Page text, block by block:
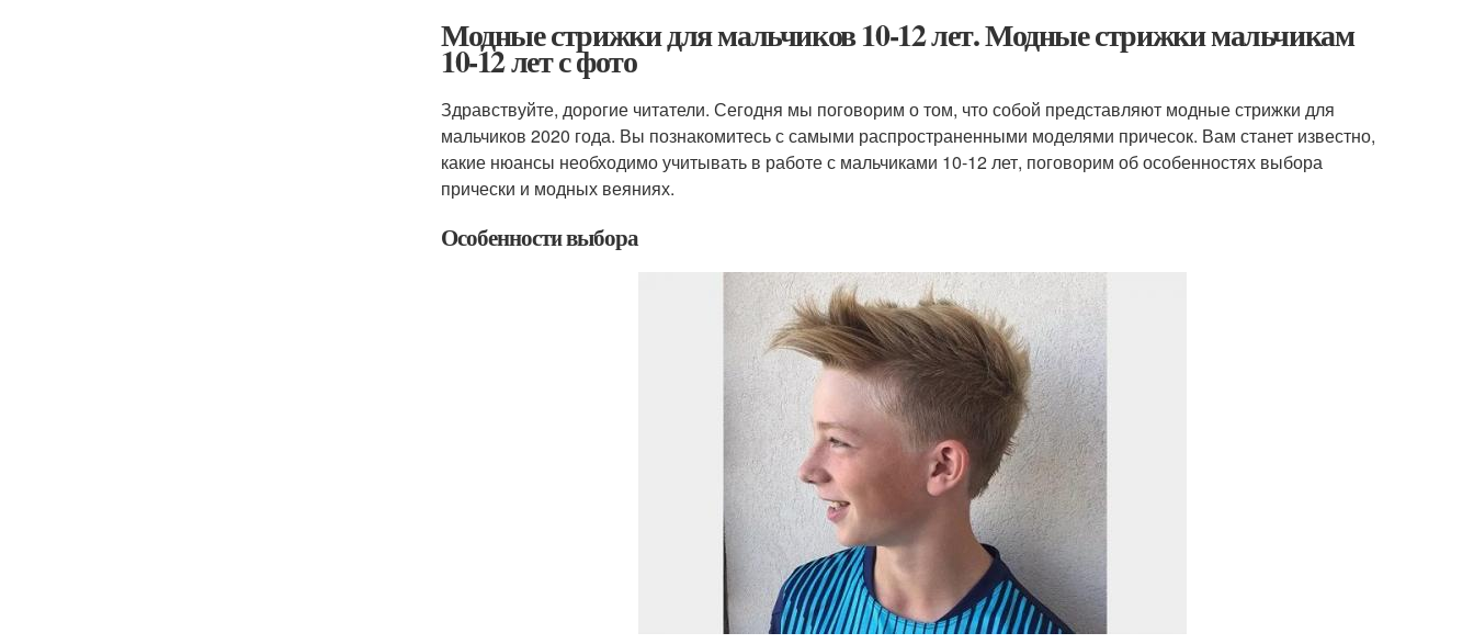
Модные стрижки для мальчиков 10-12 лет. Модные стрижки мальчикам
10-12 лет с фото
Здравствуйте, дорогие читатели. Сегодня мы поговорим о том, что собой представляют модные стрижки для
мальчиков 2020 года. Вы познакомитесь с самыми распространенными моделями причесок. Вам станет известно,
какие нюансы необходимо учитывать в работе с мальчиками 10-12 лет, поговорим об особенностях выбора
прически и модных веяниях.
Особенности выбора